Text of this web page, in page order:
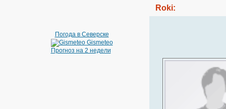
Погода в Северске
Gismeteo
Прогноз на 2 недели
Roki: